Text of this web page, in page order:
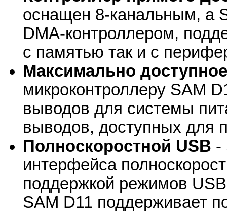
оснащен 8-канальным, а
DMA-контроллером,
с памятью так и с
Максимально
микроконтроллеру SAM
выводов для системы
выводов, доступных для
Полноскоростной USB -
интерфейса
поддержкой режимов
SAM D11 поддерживает